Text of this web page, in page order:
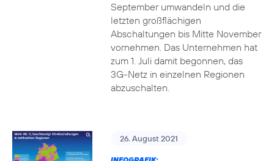
September umwandeln und die
letzten großflächigen
Abschaltungen bis Mitte November
vornehmen. Das Unternehmen hat
zum 1. Juli damit begonnen, das
3G-Netz in einzelnen Regionen
abzuschalten.
26. August 2021